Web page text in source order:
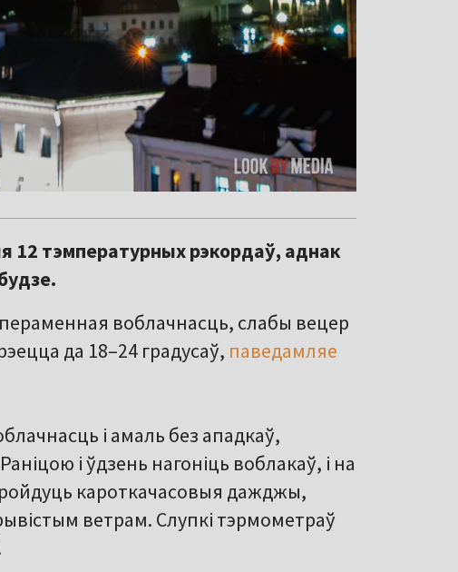
12 тэмпературных рэкордаў, аднак
воблачнасць, слабы вецер
да 18–24 градусаў, паведамляе
і амаль без ападкаў,
і ўдзень нагоніць воблакаў, і на
кароткачасовыя дажджы,
ветрам. Слупкі тэрмометраў